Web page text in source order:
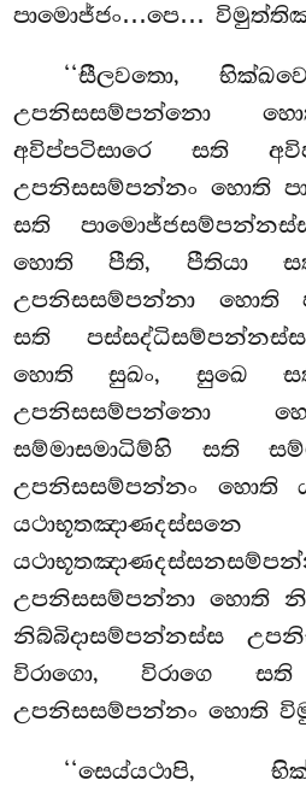
පාමොජ්ජං…පෙ…
‘‘සීලවතො,
උපනිසසම්පන්නො
අවිප්පටිසාරෙ සති
උපනිසසම්පන්නං හොති
සති
හොති පීති, පීතියා
උපනිසසම්පන්නා හොති
සති
හොති සුඛං, සුඛෙ
උපනිසසම්පන්නො
සම්මාසමාධිම්හි සති
උපනිසසම්පන්නං හොති
උපනිසසම්පන්නා හොති
නිබ්බිදාසම්පන්නස්ස
විරාගො, විරාගෙ සති
උපනිසසම්පන්නං හොති
‘‘සෙය්යථාපි,